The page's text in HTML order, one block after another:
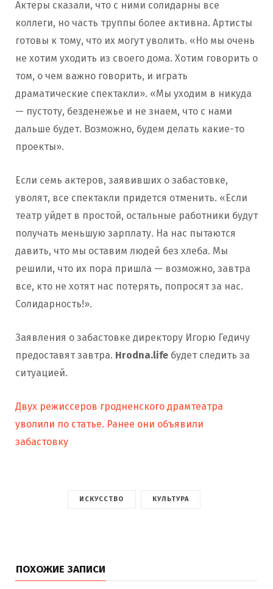
Актеры сказали, что с ними солидарны все
коллеги, но часть труппы более активна. Артисты
готовы к тому, что их могут уволить. «Но мы очень
не хотим уходить из своего дома. Хотим говорить о
том, о чем важно говорить, и играть
драматические спектакли». «Мы уходим в никуда
— пустоту, безденежье и не знаем, что с нами
дальше будет. Возможно, будем делать какие-то
проекты».
Если семь актеров, заявивших о забастовке,
уволят, все спектакли придется отменить. «Если
театр уйдет в простой, остальные работники будут
получать меньшую зарплату. На нас пытаются
давить, что мы оставим людей без хлеба. Мы
решили, что их пора пришла — возможно, завтра
все, кто не хотят нас потерять, попросят за нас.
Солидарность!».
Заявления о забастовке директору Игорю Гедичу
предоставят завтра. Hrodna.life будет следить за
ситуацией.
Двух режиссеров гродненского драмтеатра
уволили по статье. Ранее они объявили
забастовку
ИСКУССТВО КУЛЬТУРА
ПОХОЖИЕ ЗАПИСИ